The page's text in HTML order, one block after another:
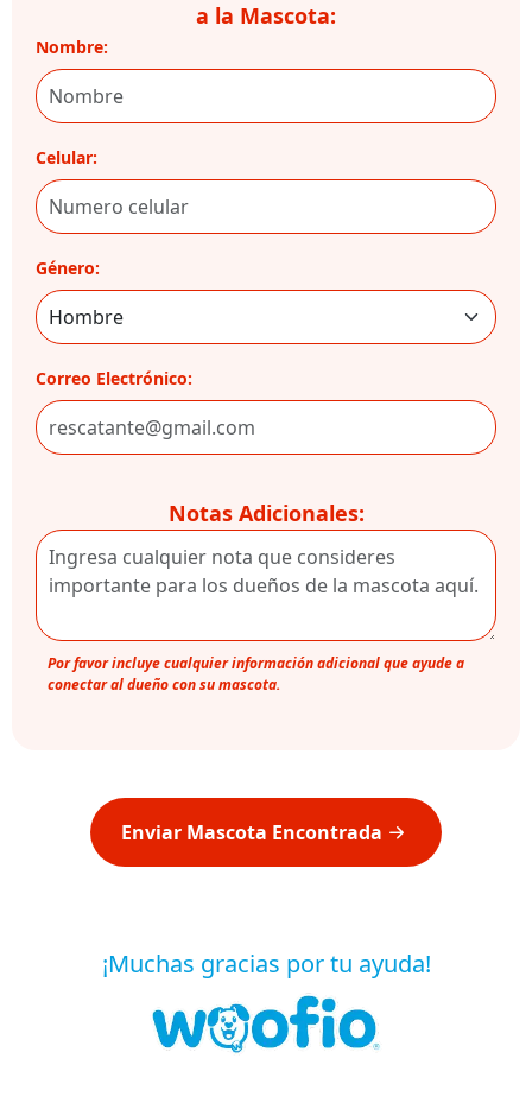
a la Mascota:
Nombre:
Celular:
Género:
Correo Electrónico:
Notas Adicionales:
Por favor incluye cualquier información adicional que ayude a
conectar al dueño con su mascota.
Enviar Mascota Encontrada
¡Muchas gracias por tu ayuda!